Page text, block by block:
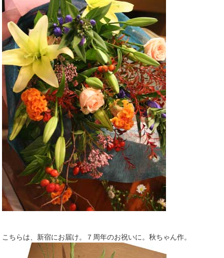
こちらは、新宿にお届け。７周年のお祝いに。秋ちゃん作。